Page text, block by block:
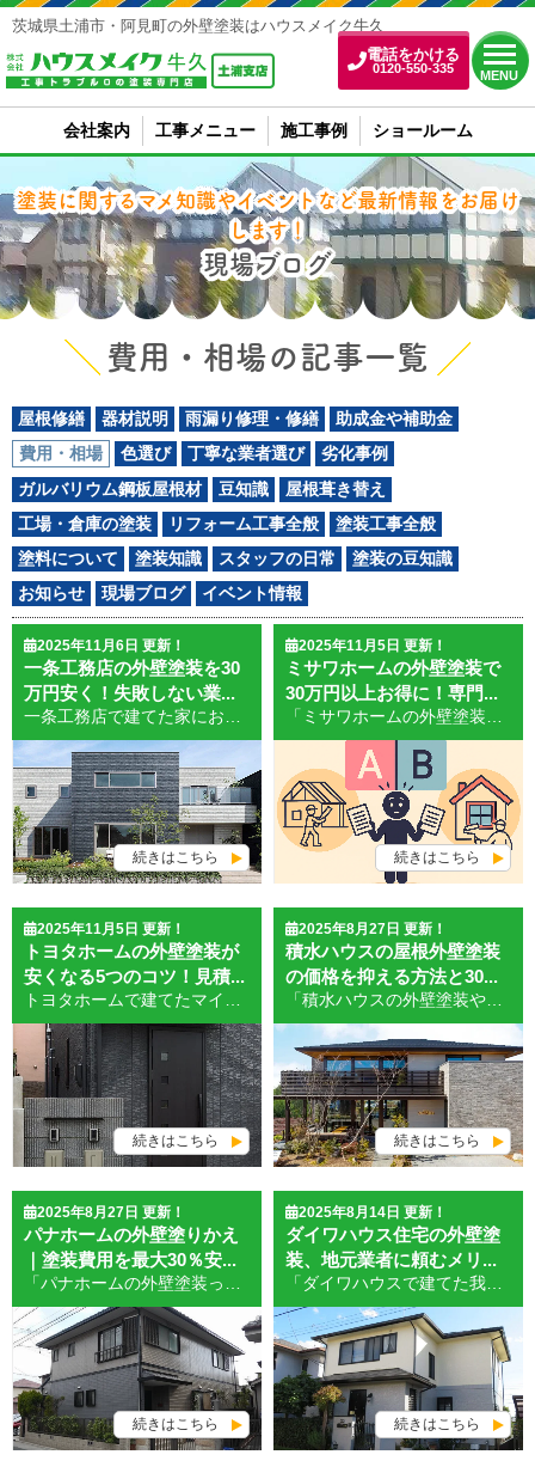
電話をかける
0120-550-335
MENU
茨城県土浦市・阿見町の外壁塗装はハウスメイク牛久
会社案内 工事メニュー 施工事例 ショールーム
塗装に関するマメ知識やイベントなど最新情報をお届け
します！
現場ブログ
費用・相場の記事一覧
屋根修繕 器材説明 雨漏り修理・修繕
助成金や補助金
費用・相場
色選び 丁寧な業者選び
劣化事例
ガルバリウム鋼板屋根材
豆知識
屋根葺き替え
工場・倉庫の塗装
リフォーム工事全般
塗装工事全般
塗料について
塗装知識 スタッフの日常
塗装の豆知識
お知らせ
現場ブログ イベント情報
2025年11月6日 更新！
一条工務店の外壁塗装を30
万円安く！失敗しない業...
続きはこちら
2025年11月5日 更新！
ミサワホームの外壁塗装で
30万円以上お得に！専門...
続きはこちら
2025年11月5日 更新！
トヨタホームの外壁塗装が
安くなる5つのコツ！見積...
続きはこちら
2025年8月27日 更新！
積水ハウスの屋根外壁塗装
の価格を抑える方法と30...
続きはこちら
2025年8月27日 更新！
パナホームの外壁塗りかえ
｜塗装費用を最大30％安...
続きはこちら
2025年8月14日 更新！
ダイワハウス住宅の外壁塗
装、地元業者に頼むメリ...
続きはこちら